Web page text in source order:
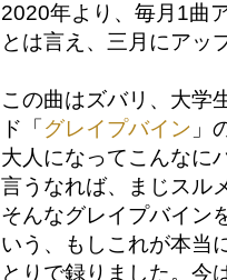
2020年より、毎月1曲
とは言え、三月にアッ
この曲はズバリ、大学
ド「 グレイプバイン 」
大人になってこんなに
言うなれば、まじスル
そんなグレイプバイン
いう、もしこれが本当
とりで録りました。今